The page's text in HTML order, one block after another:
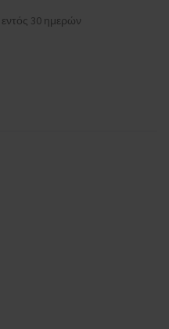
30 ημερών